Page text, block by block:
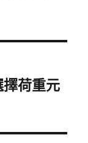
荷重元